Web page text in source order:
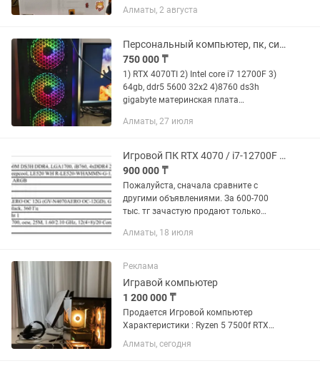
собирался лично для себя, с душой и
детали — от...
Алматы, 2 августа
Персональный компьютер, пк, системный блок RTX 4070 TI, I7 12700F, 64 гб ОЗ
750 000 ₸
1) RTX 4070TI 2) Intel core i7 12700F 3)
64gb, ddr5 5600 32x2 4)8760 ds3h
gigabyte материнская плата
есть монитор ultrawide 21:9 4k 144hz,
Алматы, 27 июля
Игровой ПК RTX 4070 / i7-12700F Zowie 360Hz DXRacer (полный комплект)
900 000 ₸
Пожалуйста, сначала сравните с
другими объявлениями. За 600-700
тыс. тг зачастую продают только
характеристиками. Здесь же полный
и...
Алматы, 18 июля
Реклама
Игравой компьютер
1 200 000 ₸
Продается Игровой компьютер
Характеристики : Ryzen 5 7500f RTX
4070 SUPER 12gb 32gb 6400hz
оперативка ddr5 1 терабайт ssd
Алматы, сегодня